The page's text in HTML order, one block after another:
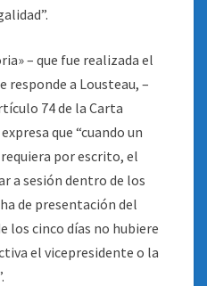
– que fue realizada el
responde a Lousteau, –
74 de la Carta
que “cuando un
por escrito, el
a sesión dentro de los
de presentación del
los cinco días no hubiere
el vicepresidente o la